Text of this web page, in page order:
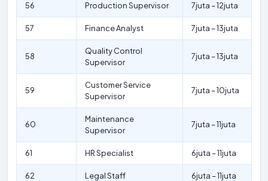
56 Production Supervisor 7juta – 12juta
57 Finance Analyst 7juta – 13juta
58
Quality Control
Supervisor
7juta – 13juta
59
Customer Service
Supervisor
7juta – 10juta
60
Maintenance
Supervisor
7juta – 11juta
61 HR Specialist 6juta – 11juta
62 Legal Staff 6juta – 11juta